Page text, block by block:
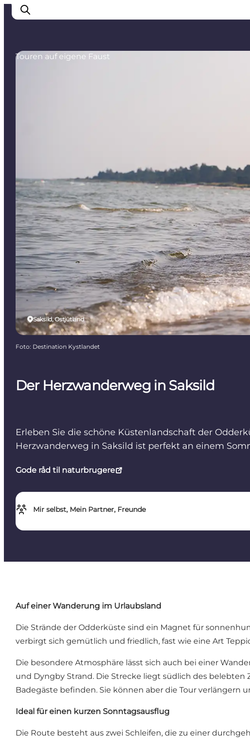
Der Herzwanderweg in Saksild
Erleben Sie die schöne Küstenlandschaft der
Herzwanderweg in Saksild ist perfekt an einem
Gode råd til naturbrugere
Mir selbst, Mein Partner, Freunde
Saksild, Ostjütland
Touren auf eigene Faust
Foto: Destination Kystlandet
Auf einer Wanderung im Urlaubsland
Die Strände der Odderküste sind ein Magnet für
verbirgt sich gemütlich und friedlich, fast wie eine Art
Die besondere Atmosphäre lässt sich auch bei einer
und Dyngby Strand. Die Strecke liegt südlich des belebten
Badegäste befinden. Sie können aber die Tour verlängern
Ideal für einen kurzen Sonntagsausflug
Die Route besteht aus zwei Schleifen, die zu einer